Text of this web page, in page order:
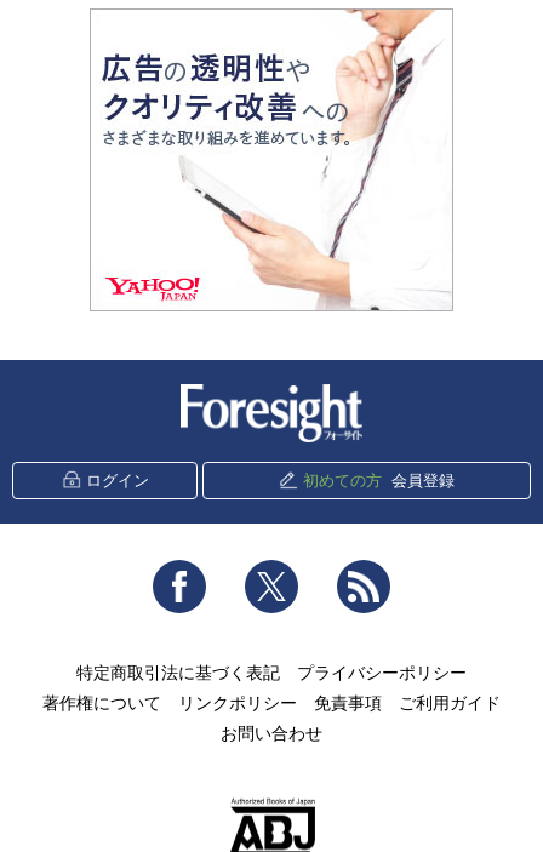
ログイン 初めての方 会員登録
Facebook Twitter
特定商取引法に基づく表記
プライバシーポリシー
著作権について
リンクポリシー 免責事項
ご利用ガイド
お問い合わせ